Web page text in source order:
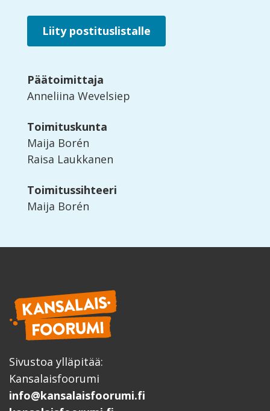
Liity postituslistalle
Päätoimittaja
Anneliina Wevelsiep
Toimituskunta
Maija Borén
Raisa Laukkanen
Toimitussihteeri
Maija Borén
Sivustoa ylläpitää:
Kansalaisfoorumi
info@kansalaisfoorumi.fi